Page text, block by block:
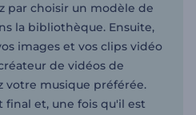
par choisir un modèle de
la bibliothèque. Ensuite,
images et vos clips vidéo
de vidéos de
votre musique préférée.
final et, une fois qu'il est